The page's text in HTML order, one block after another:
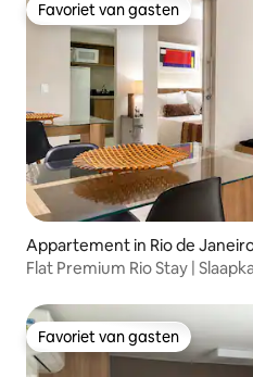
Favoriet van gasten
Favoriet van gasten
Appartement in Rio de
Flat Premium Rio Stay |
Favoriet van gasten
Favoriet van gasten